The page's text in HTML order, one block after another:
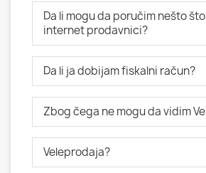
Da li mogu da poručim nešto
internet prodavnici?
Da li ja dobijam fiskalni račun?
Zbog čega ne mogu da vidim
Veleprodaja?